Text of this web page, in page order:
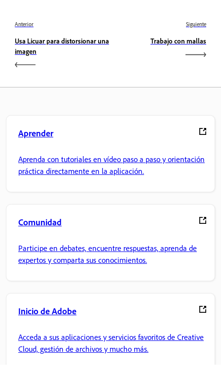
Anterior
Usa Licuar para distorsionar una
imagen
Siguiente
Trabajo con mallas
Aprender
Aprenda con tutoriales en vídeo paso a paso y orientación
práctica directamente en la aplicación.
Comunidad
Participe en debates, encuentre respuestas, aprenda de
expertos y comparta sus conocimientos.
Inicio de Adobe
Acceda a sus aplicaciones y servicios favoritos de Creative
Cloud, gestión de archivos y mucho más.